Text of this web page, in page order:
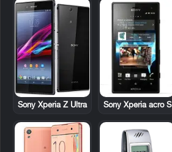
Sony Xperia acro S
Sony Xperia Z Ultra